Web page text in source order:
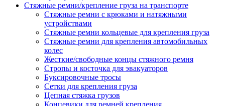
Стяжные ремни/крепление груза на транспорте
Стяжные ремни с крюками и натяжными
устройствами
Стяжные ремни кольцевые для крепления груза
Стяжные ремни для крепления автомобильных
колес
Жесткие/свободные концы стяжного ремня
Стропы и косточка для эвакуаторов
Буксировочные тросы
Сетки для крепления груза
Цепная стяжка грузов
Концевики для ремней крепления